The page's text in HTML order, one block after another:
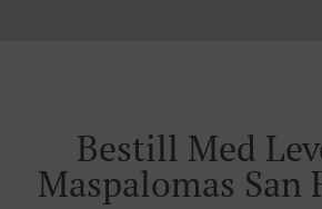
Bestill Med
Maspalomas San